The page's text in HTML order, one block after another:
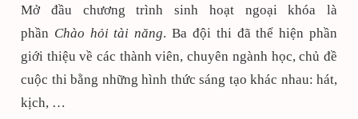
Mở đầu chương trình sinh hoạt ngoại khóa là
phần Chào hỏi tài năng. Ba đội thi đã thể hiện phần
giới thiệu về các thành viên, chuyên ngành học, chủ đề
cuộc thi bằng những hình thức sáng tạo khác nhau: hát,
kịch, …